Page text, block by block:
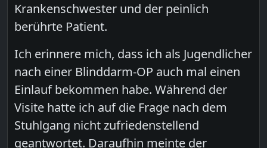
Krankenschwester und der peinlich
berührte Patient.
Ich erinnere mich, dass ich als Jugendlicher
nach einer Blinddarm-OP auch mal einen
Einlauf bekommen habe. Während der
Visite hatte ich auf die Frage nach dem
Stuhlgang nicht zufriedenstellend
geantwortet. Daraufhin meinte der